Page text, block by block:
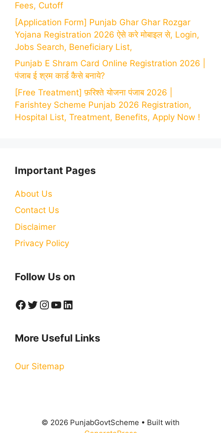
Fees, Cutoff
[Application Form] Punjab Ghar Ghar Rozgar
Yojana Registration 2026 ऐसे करे मोबाइल से, Login,
Jobs Search, Beneficiary List,
Punjab E Shram Card Online Registration 2026 |
पंजाब ई श्रम कार्ड कैसे बनाये?
[Free Treatment] फ़रिश्ते योजना पंजाब 2026 |
Farishtey Scheme Punjab 2026 Registration,
Hospital List, Treatment, Benefits, Apply Now !
Important Pages
About Us
Contact Us
Disclaimer
Privacy Policy
Follow Us on
Facebook
Twitter
Instagram
YouTube
LinkedIn
More Useful Links
Our Sitemap
© 2026 PunjabGovtScheme • Built with